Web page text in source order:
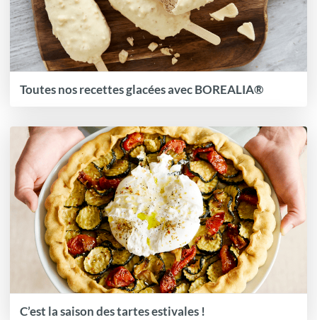
Toutes nos recettes glacées avec BOREALIA®
C’est la saison des tartes estivales !